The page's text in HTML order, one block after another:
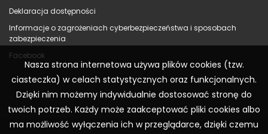
Deklaracja dostępności
Informacje o zagrożeniach cyberbezpieczeństwa i sposobach
zabezpieczenia
Facebook
Nasza strona internetowa używa plików cookies (tzw.
ciasteczka) w celach statystycznych oraz funkcjonalnych.
Dzięki nim możemy indywidualnie dostosować stronę do
twoich potrzeb. Każdy może zaakceptować pliki cookies albo
ma możliwość wyłączenia ich w przeglądarce, dzięki czemu